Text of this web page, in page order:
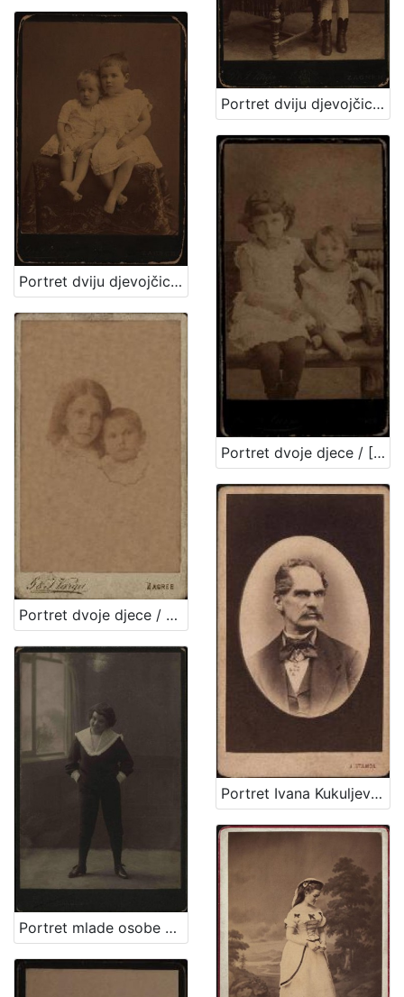
Portret dviju djevojčica / [Gjuro Varga] ; [izradio atelier] G. & I. Varga
Portret dviju djevojčica u bijelim haljinicama / [Gjuro Varga] ; [izradio fotografski atelijer] G. & I. Varga
Portret dvoje djece / [Gjuro Varga] ; [izradio fotografski atelijer] G. & I. Varga
Portret dvoje djece / G. & I. Varga
Portret Ivana Kukuljevića Sakcinskog / I. Standl
Portret mlade osobe u tamnom kostimu / A. Brauner ; [izradio] A. Brauner - fotografički artistički atelier za modernu fotografiju